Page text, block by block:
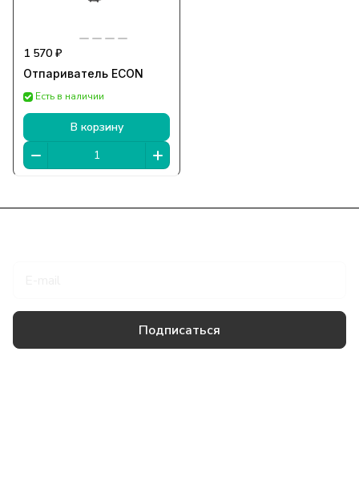
1 570 ₽
Отпариватель ECON
Есть в наличии
В корзину
Подписаться